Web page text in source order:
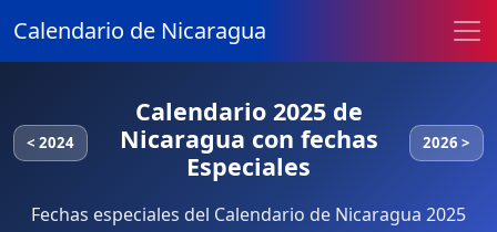
Calendario de Nicaragua
< 2024
Calendario 2025 de
Nicaragua con fechas
Especiales
2026 >
Fechas especiales del Calendario de Nicaragua 2025